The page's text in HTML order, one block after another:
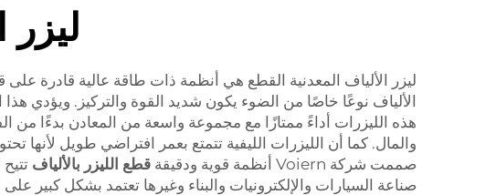
ليزر الألياف المعدنية القطع هي أنظمة ذات طاقة عالية قادرة
الألياف نوعًا خاصًا من الضوء يكون شديد القوة والتركيز. ويؤدي
هذه الليزرات أداءً ممتازًا مع مجموعة واسعة من المعادن بدءًا من
والمال. كما أن الليزرات الليفية تتمتع بعمر افتراضي طويل لأنها
صممت شركة Voiern أنظمة قوية ودقيقة
قطع الليزر بالألياف
صناعة السيارات والإلكترونيات والبناء وغيرها تعتمد بشكل كبير على